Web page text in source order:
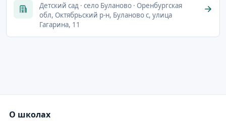
Детский сад · село Буланово · Оренбургская
обл, Октябрьский р-н, Буланово с, улица
Гагарина, 11
О школах